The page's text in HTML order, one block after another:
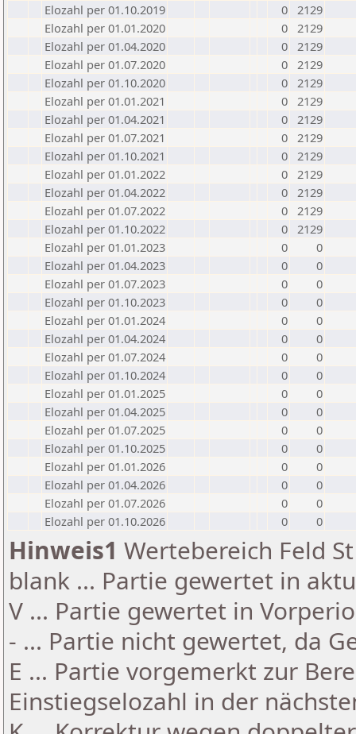
Elozahl per 01.10.2019
0 2129
Elozahl per 01.01.2020
0 2129
Elozahl per 01.04.2020
0 2129
Elozahl per 01.07.2020
0 2129
Elozahl per 01.10.2020
0 2129
Elozahl per 01.01.2021
0 2129
Elozahl per 01.04.2021
0 2129
Elozahl per 01.07.2021
0 2129
Elozahl per 01.10.2021
0 2129
Elozahl per 01.01.2022
0 2129
Elozahl per 01.04.2022
0 2129
Elozahl per 01.07.2022
0 2129
Elozahl per 01.10.2022
0 2129
Elozahl per 01.01.2023
0
0
Elozahl per 01.04.2023
0
0
Elozahl per 01.07.2023
0
0
Elozahl per 01.10.2023
0
0
Elozahl per 01.01.2024
0
0
Elozahl per 01.04.2024
0
0
Elozahl per 01.07.2024
0
0
Elozahl per 01.10.2024
0
0
Elozahl per 01.01.2025
0
0
Elozahl per 01.04.2025
0
0
Elozahl per 01.07.2025
0
0
Elozahl per 01.10.2025
0
0
Elozahl per 01.01.2026
0
0
Elozahl per 01.04.2026
0
0
Elozahl per 01.07.2026
0
0
Elozahl per 01.10.2026
0 0
Hinweis1 Wertebereich Feld
blank ... Partie gewertet in
V ... Partie gewertet in
- ... Partie nicht gewertet, da
E ... Partie vorgemerkt zur
Einstiegselozahl in der